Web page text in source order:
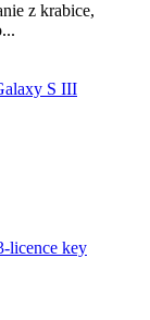
z krabice,
S III
licence key